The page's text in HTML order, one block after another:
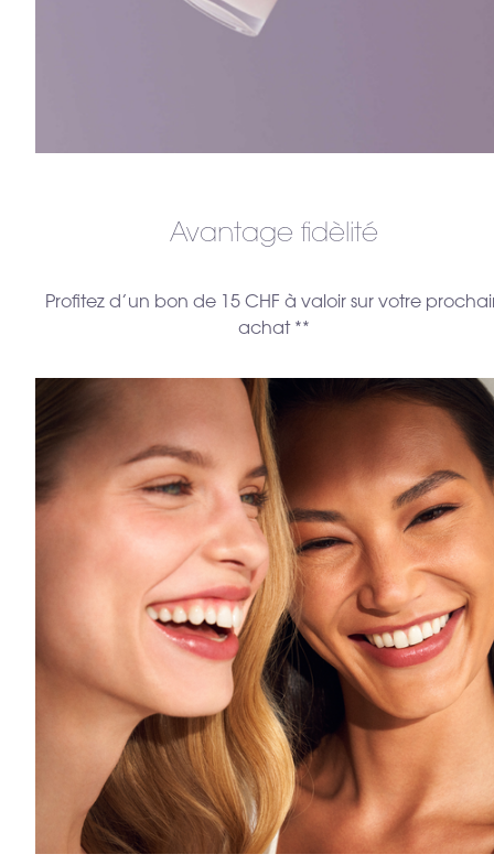
Avantage fidèlité
Profitez d’un bon de 15 CHF à valoir sur votre
achat **